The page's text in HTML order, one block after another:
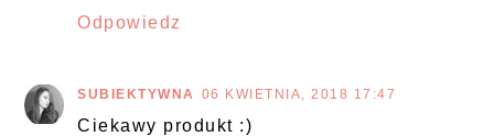
Odpowiedz
SUBIEKTYWNA 06 KWIETNIA, 2018 17:47
Ciekawy produkt :)